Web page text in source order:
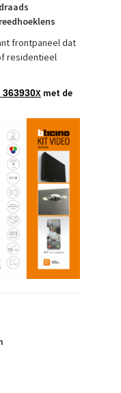
frontpaneel dat
residentieel
363930X met de